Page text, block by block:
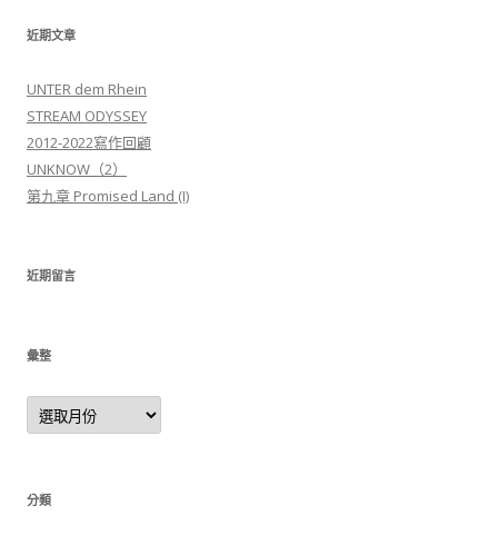
近期文章
UNTER dem Rhein
STREAM ODYSSEY
2012-2022寫作回顧
UNKNOW（2）
第九章 Promised Land (I)
近期留言
彙整
彙整
分類